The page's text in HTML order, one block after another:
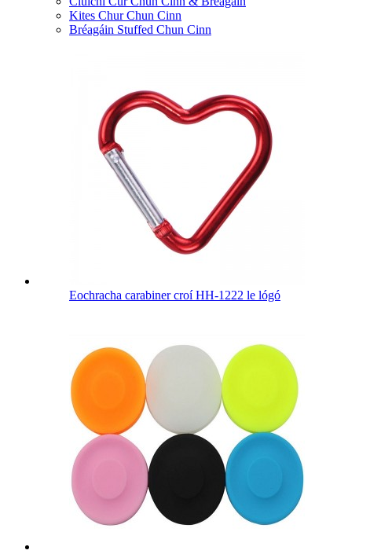
Kites Chur Chun Cinn
Bréagáin Stuffed Chun Cinn
Eochracha carabiner croí HH-1222 le lógó